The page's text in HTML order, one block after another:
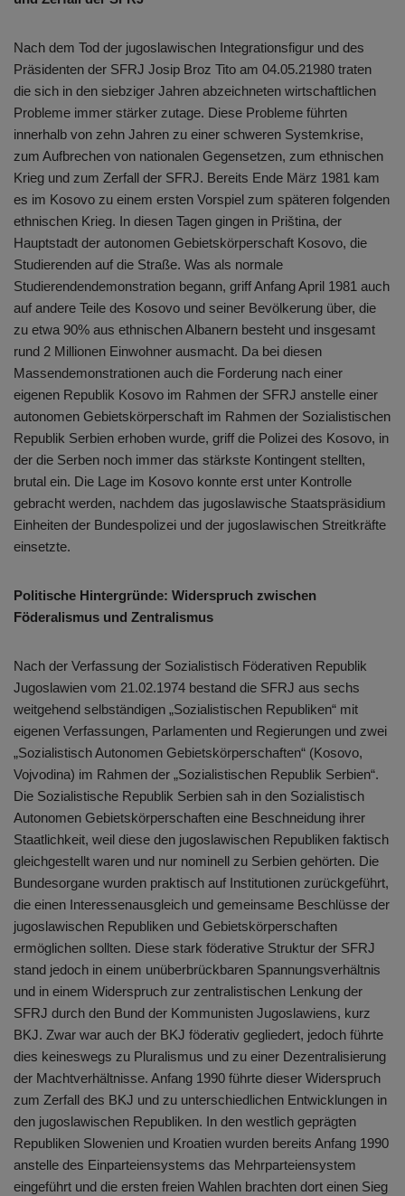
Nach dem Tod der jugoslawischen Integrationsfigur und des
Präsidenten der SFRJ Josip Broz Tito am 04.05.21980 traten
die sich in den siebziger Jahren abzeichneten wirtschaftlichen
Probleme immer stärker zutage. Diese Probleme führten
innerhalb von zehn Jahren zu einer schweren Systemkrise,
zum Aufbrechen von nationalen Gegensetzen, zum ethnischen
Krieg und zum Zerfall der SFRJ. Bereits Ende März 1981 kam
es im Kosovo zu einem ersten Vorspiel zum späteren folgenden
ethnischen Krieg. In diesen Tagen gingen in Priština, der
Hauptstadt der autonomen Gebietskörperschaft Kosovo, die
Studierenden auf die Straße. Was als normale
Studierendendemonstration begann, griff Anfang April 1981 auch
auf andere Teile des Kosovo und seiner Bevölkerung über, die
zu etwa 90% aus ethnischen Albanern besteht und insgesamt
rund 2 Millionen Einwohner ausmacht. Da bei diesen
Massendemonstrationen auch die Forderung nach einer
eigenen Republik Kosovo im Rahmen der SFRJ anstelle einer
autonomen Gebietskörperschaft im Rahmen der Sozialistischen
Republik Serbien erhoben wurde, griff die Polizei des Kosovo, in
der die Serben noch immer das stärkste Kontingent stellten,
brutal ein. Die Lage im Kosovo konnte erst unter Kontrolle
gebracht werden, nachdem das jugoslawische Staatspräsidium
Einheiten der Bundespolizei und der jugoslawischen Streitkräfte
einsetzte.
Politische Hintergründe: Widerspruch zwischen
Föderalismus und Zentralismus
Nach der Verfassung der Sozialistisch Föderativen Republik
Jugoslawien vom 21.02.1974 bestand die SFRJ aus sechs
weitgehend selbständigen „Sozialistischen Republiken“ mit
eigenen Verfassungen, Parlamenten und Regierungen und zwei
„Sozialistisch Autonomen Gebietskörperschaften“ (Kosovo,
Vojvodina) im Rahmen der „Sozialistischen Republik Serbien“.
Die Sozialistische Republik Serbien sah in den Sozialistisch
Autonomen Gebietskörperschaften eine Beschneidung ihrer
Staatlichkeit, weil diese den jugoslawischen Republiken faktisch
gleichgestellt waren und nur nominell zu Serbien gehörten. Die
Bundesorgane wurden praktisch auf Institutionen zurückgeführt,
die einen Interessenausgleich und gemeinsame Beschlüsse der
jugoslawischen Republiken und Gebietskörperschaften
ermöglichen sollten. Diese stark föderative Struktur der SFRJ
stand jedoch in einem unüberbrückbaren Spannungsverhältnis
und in einem Widerspruch zur zentralistischen Lenkung der
SFRJ durch den Bund der Kommunisten Jugoslawiens, kurz
BKJ. Zwar war auch der BKJ föderativ gegliedert, jedoch führte
dies keineswegs zu Pluralismus und zu einer Dezentralisierung
der Machtverhältnisse. Anfang 1990 führte dieser Widerspruch
zum Zerfall des BKJ und zu unterschiedlichen Entwicklungen in
den jugoslawischen Republiken. In den westlich geprägten
Republiken Slowenien und Kroatien wurden bereits Anfang 1990
anstelle des Einparteiensystems das Mehrparteiensystem
eingeführt und die ersten freien Wahlen brachten dort einen Sieg